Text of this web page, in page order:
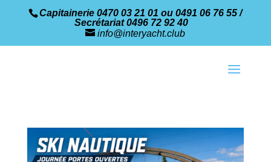
Capitainerie 0470 03 21 01 ou 0491 06 76 55 /
Secrétariat 0496 72 92 40
info@interyacht.club